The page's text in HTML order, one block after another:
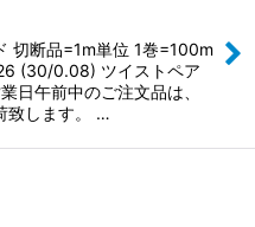
切断品=1m単位 1巻=100m
(30/0.08) ツイストペア
日午前中のご注文品は、
致します。 …